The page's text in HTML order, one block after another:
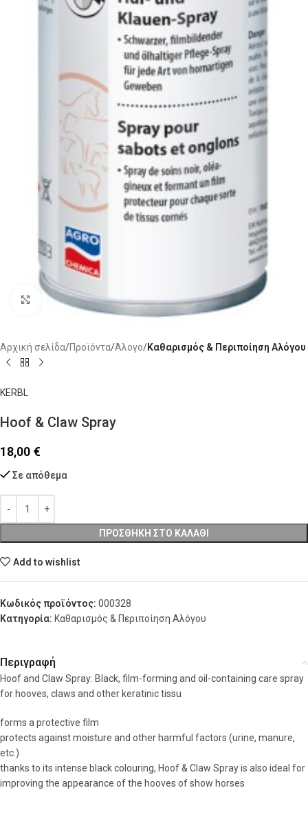
Click to enlarge
Αρχική σελίδα Προϊόντα Άλογο Καθαρισμός & Περιποίηση Αλόγου
KERBL
Hoof & Claw Spray
18,00 €
Σε απόθεμα
ΠΡΟΣΘΉΚΗ ΣΤΟ ΚΑΛΆΘΙ
Add to wishlist
Κωδικός προϊόντος: 000328
Κατηγορία: Καθαρισμός & Περιποίηση Αλόγου
Περιγραφή
Hoof and Claw Spray: Black, film-forming and oil-containing care spray
for hooves, claws and other keratinic tissu
forms a protective film
protects against moisture and other harmful factors (urine, manure,
etc.)
thanks to its intense black colouring, Hoof & Claw Spray is also ideal for
improving the appearance of the hooves of show horses